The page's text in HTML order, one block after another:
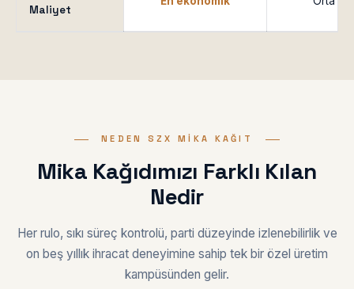
Maliyet
NEDEN SZX MIKA KAĞIT
Mika Kağıdımızı Farklı Kılan
Nedir
Her rulo, sıkı süreç kontrolü, parti düzeyinde izlenebilirlik ve
on beş yıllık ihracat deneyimine sahip tek bir özel üretim
kampüsünden gelir.